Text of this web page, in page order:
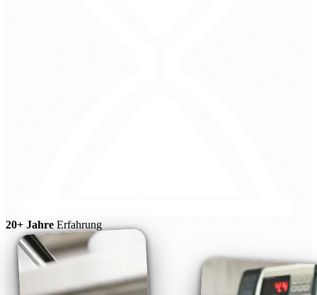
20+ Jahre Erfahrung